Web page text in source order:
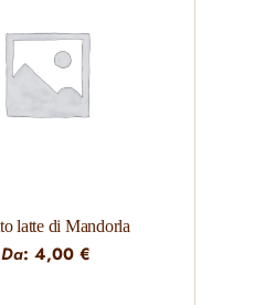
latte di Mandorla
Da:4,00€